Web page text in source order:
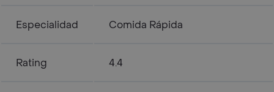
Especialidad Comida Rápida
Rating 4.4